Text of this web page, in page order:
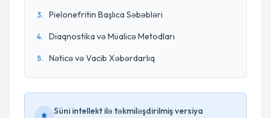
3. Pielonefritin Başlıca Səbəbləri
4. Diaqnostika və Müalicə Metodları
5. Nəticə və Vacib Xəbərdarlıq
Süni intellekt ilə təkmiləşdirilmiş versiya